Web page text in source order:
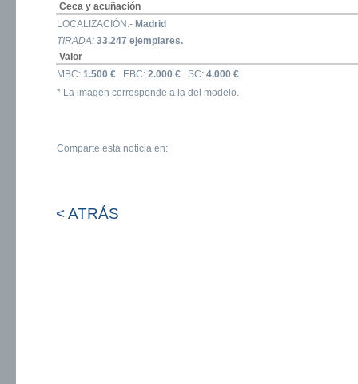
Ceca y acuñación
LOCALIZACIÓN.- Madrid
TIRADA: 33.247 ejemplares.
Valor
MBC: 1.500 € EBC: 2.000 € SC: 4.000 €
* La imagen corresponde a la del modelo.
Comparte esta noticia en:
< ATRÁS